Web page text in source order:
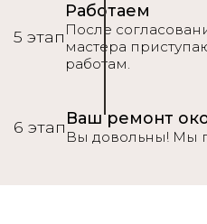
5 этап
Работаем
После
мастера
работам.
6 этапВаш ремонт
Вы довольны! Мы